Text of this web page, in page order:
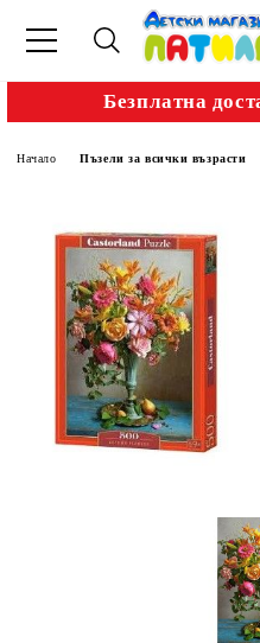
Безплатна
Начало Пъзели за всички възрасти